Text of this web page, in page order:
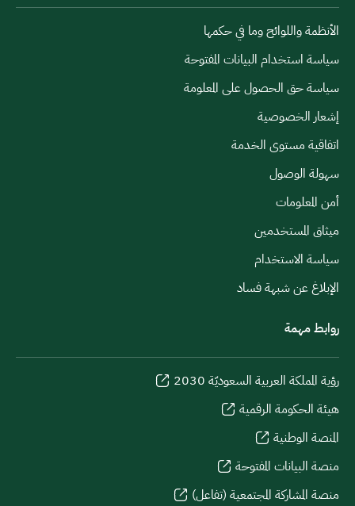
الأنظمة واللوائح وما في حكمها
سياسة استخدام البيانات المفتوحة
سياسة حق الحصول على المعلومة
إشعار الخصوصية
اتفاقية مستوى الخدمة
سهولة الوصول
أمن المعلومات
ميثاق المستخدمين
سياسة الاستخدام
الإبلاغ عن شبهة فساد
روابط مهمة
رؤية المملكة العربية السعوديّة 2030
هيئة الحكومة الرقمية
المنصة الوطنية
منصة البيانات المفتوحة
منصة المشاركة المجتمعية (تفاعل)